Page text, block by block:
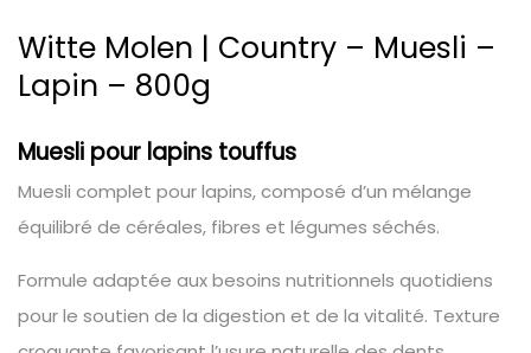
Witte Molen | Country – Muesli –
Lapin – 800g
Muesli pour lapins touffus
Muesli complet pour lapins, composé d’un mélange
équilibré de céréales, fibres et légumes séchés.
Formule adaptée aux besoins nutritionnels quotidiens
pour le soutien de la digestion et de la vitalité. Texture